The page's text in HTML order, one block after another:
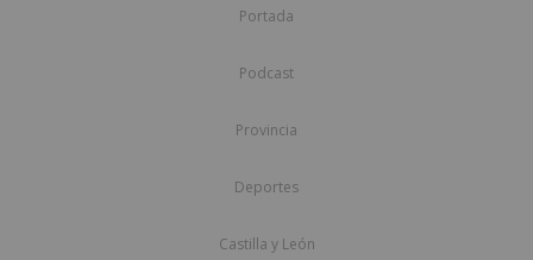
Portada
Podcast
Provincia
Deportes
Castilla y León